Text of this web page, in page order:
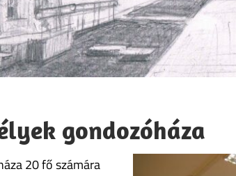
gondozóháza
20 fő számára